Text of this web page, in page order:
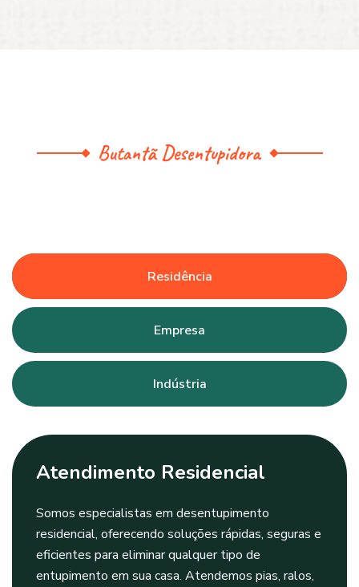
Butantã Desentupidora
Residência
Empresa
Indústria
Atendimento Residencial
Somos especialistas em desentupimento
residencial, oferecendo soluções rápidas, seguras e
eficientes para eliminar qualquer tipo de
entupimento em sua casa. Atendemos pias, ralos,